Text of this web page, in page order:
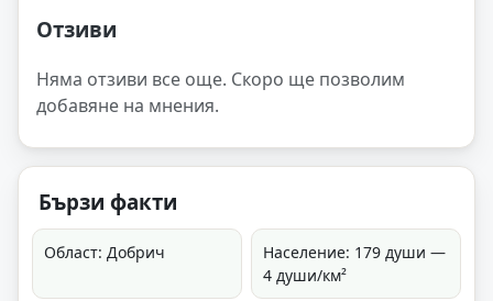
Отзиви
Няма отзиви все още. Скоро ще позволим
добавяне на мнения.
Бързи факти
Област: Добрич
Население: 179 души —
4 души/км²